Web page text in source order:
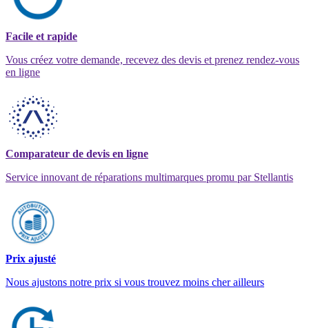
Facile et rapide
Vous créez votre demande, recevez des devis et prenez rendez-vous
en ligne
Comparateur de devis en ligne
Service innovant de réparations multimarques promu par Stellantis
Prix ajusté
Nous ajustons notre prix si vous trouvez moins cher ailleurs